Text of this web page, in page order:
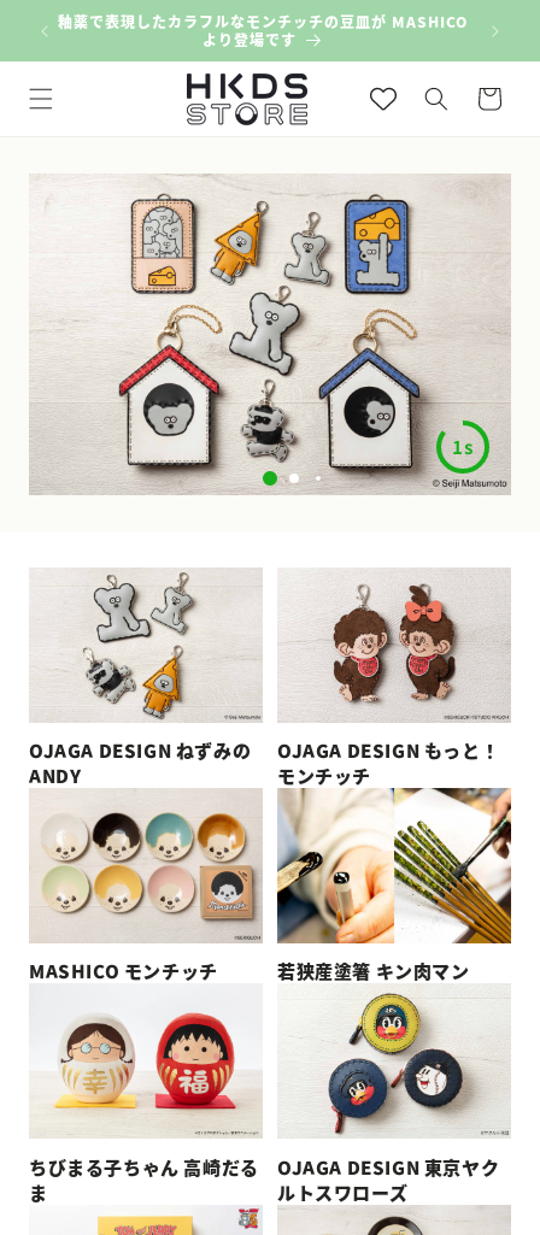
コンテン
ツに進む
釉薬で表現したカラフルなモンチッチの豆皿が MASHICO
より登場です
カ
ー
1s
OJAGA DESIGN ねずみの
ANDY
OJAGA DESIGN もっと！
モンチッチ
MASHICO モンチッチ 若狭産塗箸 キン肉マン
ちびまる子ちゃん 高崎だる
ま
OJAGA DESIGN 東京ヤク
ルトスワローズ